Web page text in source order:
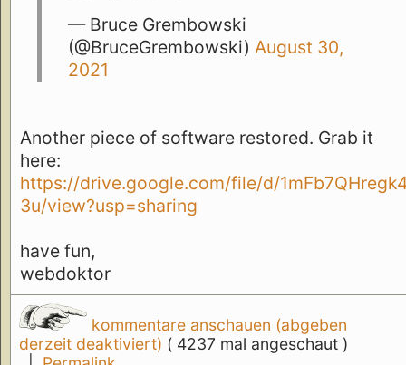
— Bruce Grembowski
(@BruceGrembowski)August 30,
2021
Another piece of software restored. Grab it
here:
https://drive.google.com/file/d/
3u/view?usp=sharing
have fun,
webdoktor
kommentare anschauen (abgeben
derzeit deaktiviert) ( 4237 mal angeschaut )